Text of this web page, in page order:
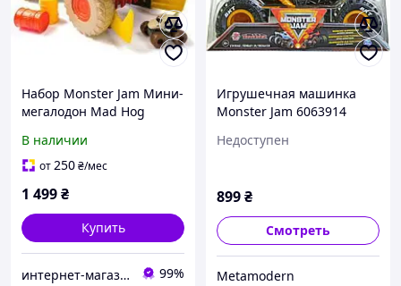
Набор Monster Jam Мини-
мегалодон Mad Hog
(0681147046665)
В наличии
от250₴/мес
1 499₴
Купить
интернет-магазин товаров для дома, семьи и детей 99%
Игрушечная машинка
Monster Jam 6063914
трак с большими
Недоступен
899₴
Смотреть
Metamodern